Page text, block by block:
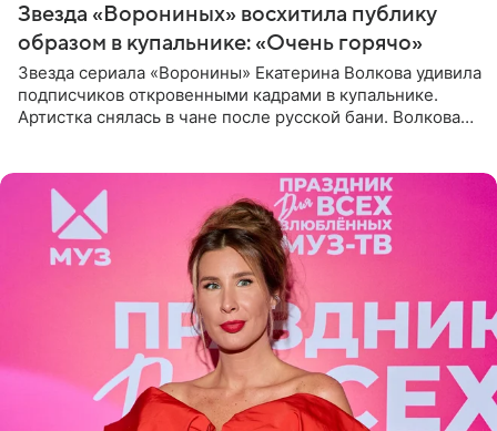
Звезда «Ворониных» восхитила публику
образом в купальнике: «Очень горячо»
Звезда сериала «Воронины» Екатерина Волкова удивила
подписчиков откровенными кадрами в купальнике.
Артистка снялась в чане после русской бани. Волкова